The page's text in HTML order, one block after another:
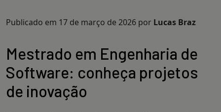
Publicado em 17 de março de 2026 por Lucas Braz
Mestrado em Engenharia de
Software: conheça projetos
de inovação